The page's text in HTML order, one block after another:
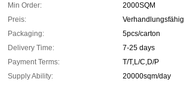
Min Order:
2000SQM
Preis:
Verhandlungsfähig
Packaging:
5pcs/carton
Delivery Time:
7-25 days
Payment Terms:
T/T,L/C,D/P
Supply Ability:
20000sqm/day